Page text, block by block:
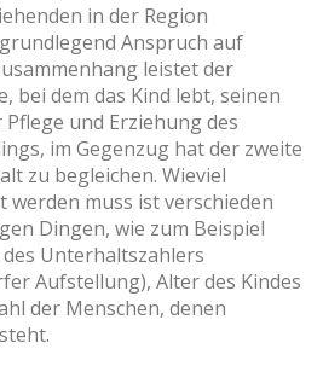
in der Region
Anspruch auf
leistet der
bei dem das Kind lebt, seinen
und Erziehung des
im Gegenzug hat der zweite
zu begleichen. Wieviel
muss ist verschieden
Dingen, wie zum Beispiel
Unterhaltszahlers
Aufstellung), Alter des Kindes
der Menschen, denen